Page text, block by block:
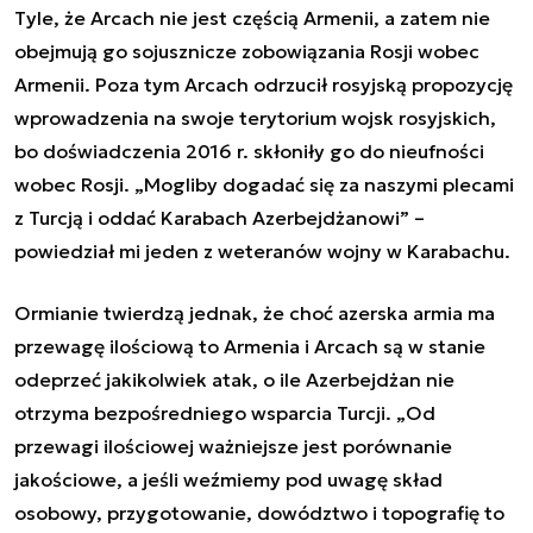
Tyle, że Arcach nie jest częścią Armenii, a zatem nie
obejmują go sojusznicze zobowiązania Rosji wobec
Armenii. Poza tym Arcach odrzucił rosyjską propozycję
wprowadzenia na swoje terytorium wojsk rosyjskich,
bo doświadczenia 2016 r. skłoniły go do nieufności
wobec Rosji. „Mogliby dogadać się za naszymi plecami
z Turcją i oddać Karabach Azerbejdżanowi” –
powiedział mi jeden z weteranów wojny w Karabachu.
Ormianie twierdzą jednak, że choć azerska armia ma
przewagę ilościową to Armenia i Arcach są w stanie
odeprzeć jakikolwiek atak, o ile Azerbejdżan nie
otrzyma bezpośredniego wsparcia Turcji. „Od
przewagi ilościowej ważniejsze jest porównanie
jakościowe, a jeśli weźmiemy pod uwagę skład
osobowy, przygotowanie, dowództwo i topografię to